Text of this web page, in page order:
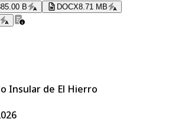
B DOCX8.71 MB
Insular de El Hierro